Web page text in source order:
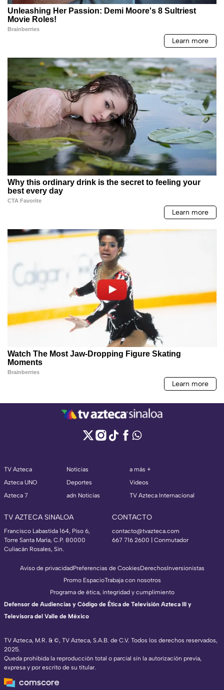
TV Azteca
Azteca UNO
Azteca 7
Noticias
Deportes
adn Noticias
a más +
Videos
TV Azteca Internacional
TV AZTECA SINALOA
Francisco Labastida 164, Piso 6,
Torre Santa María, C.P. 80000
Culiacán Rosales, Sin.
CONTACTO
contacto@tvazteca.com
667 716 2600 | Conmutador
TV Azteca, M.R. & ©, TV Azteca, S.A.B. de C.V. Todos los derechos reservados,
2025.
Queda prohibida la reproducción total o parcial sin la autorización previa,
expresa y por escrito de su titular.
Aviso de privacidadPreferencias de CookiesDerechosInversionistas
Promo EspacioTrabaja con nosotros
Programa de ética, integridad y cumplimiento
Defensor de Audiencias y Código de Ética de Televisión Azteca III y
Televisora del Valle de México